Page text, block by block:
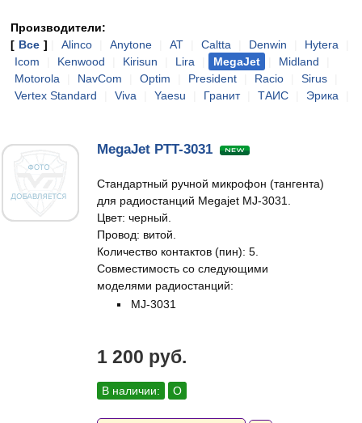
Производители:
[ Все ] Alinco Anytone AT Caltta Denwin Hytera
Icom
Kenwood Kirisun Lira MegaJet Midland
Motorola
NavCom Optim President Racio Sirus
Vertex Standard
Viva Yaesu Гранит ТАИС Эрика
MegaJet PTT-3031
Стандартный ручной микрофон (тангента)
для радиостанций Megajet MJ-3031.
Цвет: черный.
Провод: витой.
Количество контактов (пин): 5.
Совместимость со следующими
моделями радиостанций:
MJ-3031
1 200 руб.
В наличии: О